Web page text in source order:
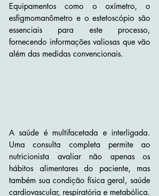
Equipamentos como o oxímetro, o
esfigmomanômetro e o estetoscópio são
essenciais para este processo,
fornecendo informações valiosas que vão
além das medidas convencionais.
A saúde é multifacetada e interligada.
Uma consulta completa permite ao
nutricionista avaliar não apenas os
hábitos alimentares do paciente, mas
também sua condição física geral, saúde
cardiovascular, respiratória e metabólica.